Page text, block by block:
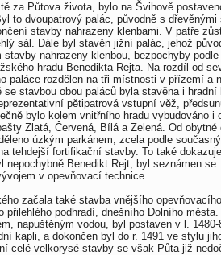
za Půtova života, bylo na Švihově
to dvoupatrový palác, původně s dřevěnými
stavby nahrazeny klenbami. V patře
sál. Dále byl stavěn jižní palác, jehož
nahrazeny klenbou, bezpochyby podle
hradu Benedikta Rejta. Na rozdíl od
paláce rozdělen na tři místnosti v přízemí a
se stavbou obou paláců byla stavěna i hradní
pětipatrová vstupní věž,
bylo kolem vnitřního hradu vybudováno i
Zlatá, Červená, Bílá a Zelená. Od obytné
úzkým parkánem, zcela podle
tehdejší fortifikační stavby. To také
nepochybně Benedikt Rejt, byl seznámen se
v opevňovací technice.
začala také stavba vnějšího
přilehlého podhradí, dnešního Dolního
napuštěným vodou, byl postaven v l.
kapli, a dokončen byl do r. 1491 ve stylu
celé velkorysé stavby se však Půta již